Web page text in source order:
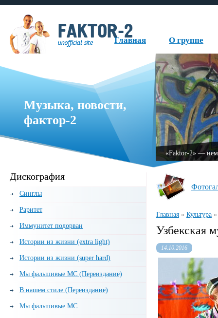
Главная О группе
Музыка, новости,
фактор-2
образованная в 1999 году. «Fаktor-2» —
Дискография
Синглы
Раритет
Иммунитет подорван
Истории из жизни (extra light)
Истории из жизни (super hard)
Мы фальшивые МС (Переиздание)
В нашем стиле (Переиздание)
Мы фальшивые МС
Главная » Культура
Узбекская
14.10.2016